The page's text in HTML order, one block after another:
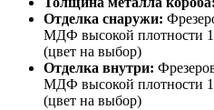
Отделка снаружи:
МДФ высокой плотности
(цвет на выбор)
Отделка внутри:
МДФ высокой плотности
(цвет на выбор)